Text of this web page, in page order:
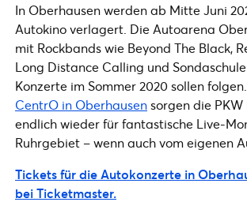
In Oberhausen werden ab Mitte Juni
Autokino verlagert. Die Autoarena
mit Rockbands wie Beyond The Black,
Long Distance Calling und
Konzerte im Sommer 2020 sollen folgen.
CentrO in Oberhausensorgen die
endlich wieder für fantastische Live-
Ruhrgebiet – wenn auch vom eigenen
Tickets für die Autokonzerte in
bei Ticketmaster.